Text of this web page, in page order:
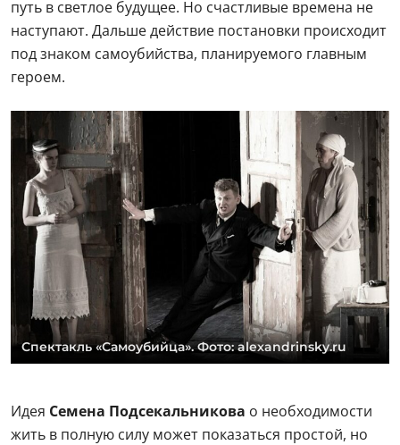
путь в светлое будущее. Но счастливые времена не
наступают. Дальше действие постановки происходит
под знаком самоубийства, планируемого главным
героем.
Спектакль «Самоубийца». Фото: alexandrinsky.ru
Идея Семена Подсекальникова о необходимости
жить в полную силу может показаться простой, но